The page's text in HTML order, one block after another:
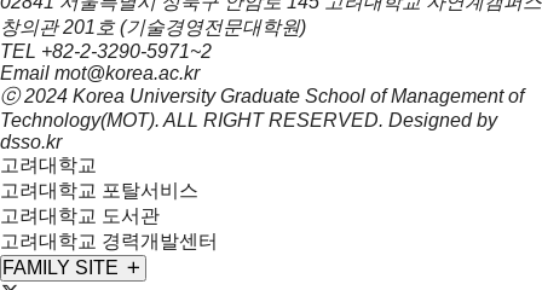
창의관 201호 (기술경영전문대학원)
TEL +82-2-3290-5971~2
Email mot@korea.ac.kr
ⓒ 2024 Korea University Graduate School ofManagement of
Technology(MOT). ALL RIGHT RESERVED. Designed by
dsso.kr
고려대학교
고려대학교 포탈서비스
고려대학교 도서관
고려대학교 경력개발센터
FAMILY SITE